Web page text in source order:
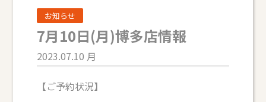
お知らせ
7月10日(月)博多店情報
2023.07.10 月
【ご予約状況】